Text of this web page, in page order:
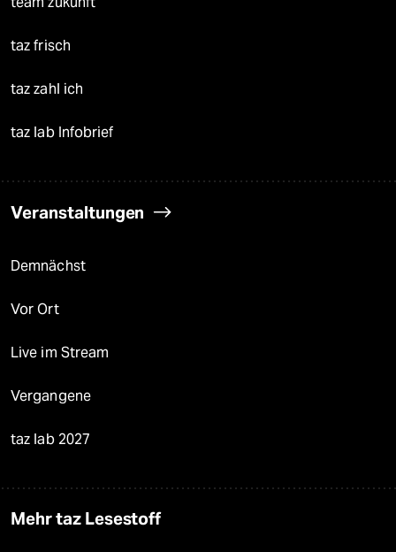
taz frisch
taz zahl ich
taz lab Infobrief
Veranstaltungen
Demnächst
Vor Ort
Live im Stream
Vergangene
taz lab 2027
Mehr taz Lesestoff